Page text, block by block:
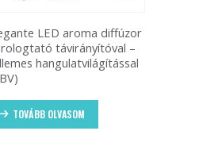
LED aroma diffúzor
távirányítóval –
hangulatvilágítással
TOVÁBB OLVASOM